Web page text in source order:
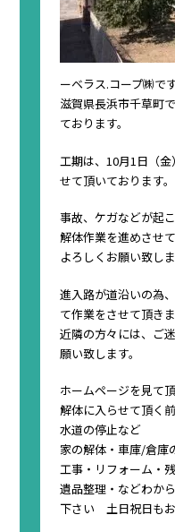
ーベラス.コープ㈱です
滋賀県長浜市千草町
ております。
工期は、10月1日（
せて頂いております。
事故、ケガなどが起
解体作業を進めさせて
よろしくお願い致しま
進入路が道沿いの為
て作業をさせて頂きま
近隣の方々には、ご
願い致します。
ホームページを見て
解体に入らせて頂く
水道の停止など
家の解体・車庫/倉庫
工事・リフォーム・
遺品整理・などわか
下さい 土日祝日もお